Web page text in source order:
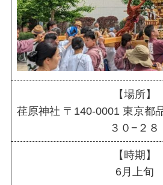
【場所】
荏原神社 〒140-0001 東京都
３０−２８
【時期】
6月上旬